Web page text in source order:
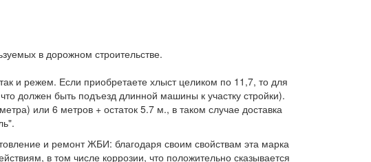
в дорожном строительстве.
и режем. Если приобретаете хлыст целиком по 11,7, то для
должен быть подъезд длинной машины к участку стройки).
или 6 метров + остаток 5.7 м., в таком случае доставка
и ремонт ЖБИ: благодаря своим свойствам эта марка
в том числе коррозии, что положительно сказывается